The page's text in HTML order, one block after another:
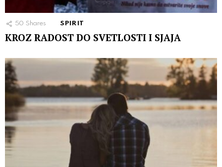
50 Shares SPIRIT
KROZ RADOST DO SVETLOSTI I SJAJA